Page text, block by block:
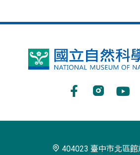
國
404023 臺中市北區